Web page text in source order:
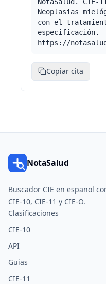
Neoplasias
con el
especificación.
https://
Copiar cita
NotaSalud
Buscador CIE en espanol
CIE-10, CIE-11 y CIE-O.
Clasificaciones
CIE-10
API
Guias
CIE-11